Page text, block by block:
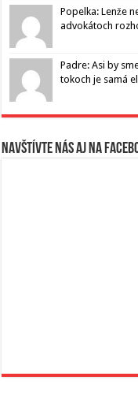
Popelka: Lenže
advokátoch
Padre: Asi by
tokoch je samá
Navštívte nás aj na